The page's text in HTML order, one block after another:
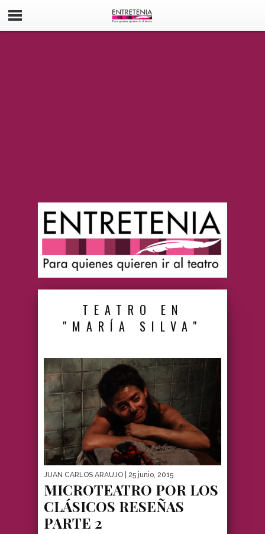
TEATRO EN
"MARÍA SILVA"
JUAN CARLOS ARAUJO | 25 junio, 2015
MICROTEATRO POR LOS
CLÁSICOS RESEÑAS
PARTE 2